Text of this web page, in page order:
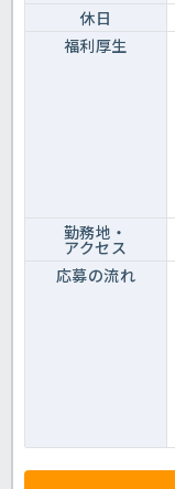
休日
福利厚生
勤務地・
アクセス
応募の流れ